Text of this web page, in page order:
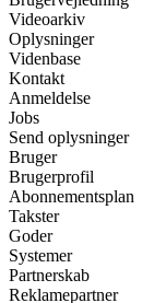
Videoarkiv
Oplysninger
Videnbase
Kontakt
Anmeldelse
Jobs
Send oplysninger
Bruger
Brugerprofil
Abonnementsplan
Takster
Goder
Systemer
Partnerskab
Reklamepartner